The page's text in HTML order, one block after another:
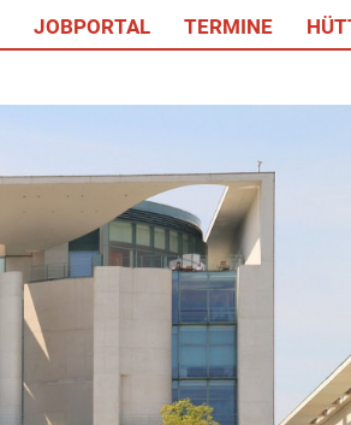
JOBPORTAL TERMINE